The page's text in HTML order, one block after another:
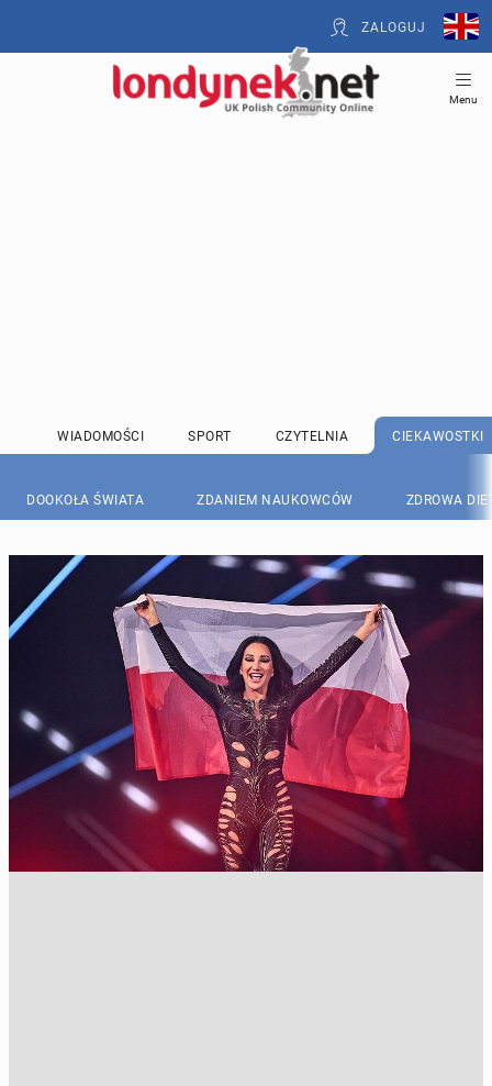
ZALOGUJ
Menu
WIADOMOŚCI SPORT CZYTELNIA CIEKAWOSTKI
DOOKOŁA ŚWIATA ZDANIEM NAUKOWCÓW ZDROWA